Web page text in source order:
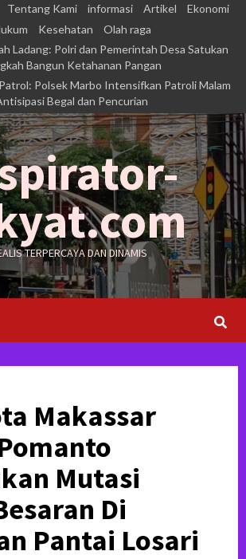
Tentang Kami informasi Artikel
Ekonomi
Kesehatan
Olah raga
Ladang: Polri dan Pemerintah Desa Satukan
Bangun Ketahanan Pangan
Polsek Marbo Intensifkan Patroli Malam
Begal dan Pencurian
TERPERCAYA DAN DINAMIS
Makassar
Mutasi
Di
Pantai Losari